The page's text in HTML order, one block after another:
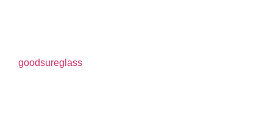
goodsureglass